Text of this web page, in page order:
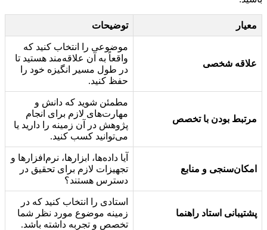
معیار توضیحات
علاقه شخصی
موضوعی را انتخاب کنید که
واقعاً به آن علاقه‌مند هستید تا
در طول مسیر انگیزه خود را
حفظ کنید.
مرتبط بودن با تخصص
مطمئن شوید که دانش و
مهارت‌های لازم برای انجام
پژوهش در آن زمینه را دارید یا
می‌توانید کسب کنید.
امکان‌سنجی و منابع
آیا داده‌ها، ابزارها، نرم‌افزارها و
تجهیزات لازم برای تحقیق در
دسترس هستند؟
پشتیبانی استاد راهنما
استادی را انتخاب کنید که در
زمینه موضوع مورد نظر شما
تخصص و تجربه داشته باشد.